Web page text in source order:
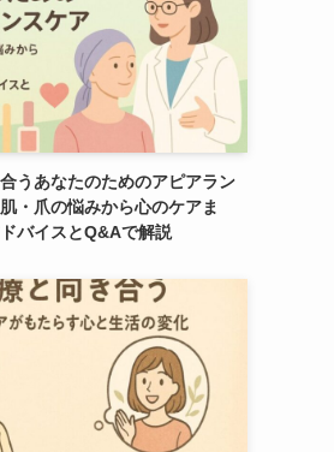
うあなたのためのアピアラン
・爪の悩みから心のケアま
バイスとQ&Aで解説